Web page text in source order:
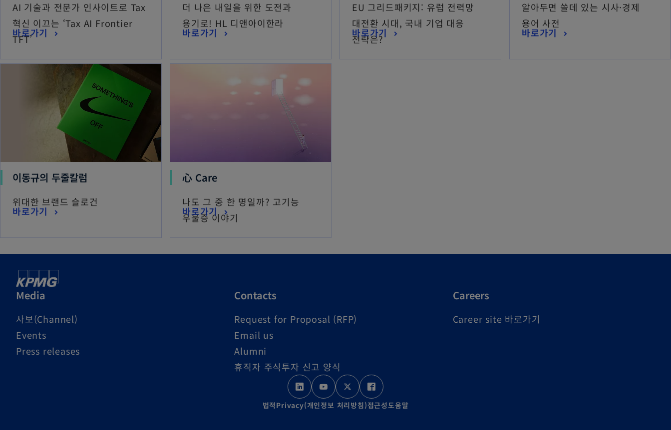
AI 기술과 전문가 인사이트로 Tax
혁신 이끄는 ‘Tax AI Frontier
TFT’
바로가기
더 나은 내일을 위한 도전과
용기로! HL 디앤아이한라
바로가기
EU 그리드패키지: 유럽 전력망
대전환 시대, 국내 기업 대응
전략은?
바로가기
알아두면 쓸데 있는 시사·경제
용어 사전
바로가기
이동규의 두줄칼럼
위대한 브랜드 슬로건
바로가기
心 Care
나도 그 중 한 명일까? 고기능
우울증 이야기
바로가기
Media
사보(Channel)
Events
Press releases
Contacts
Request for Proposal (RFP)
Email us
Alumni
휴직자 주식투자 신고 양식
Careers
Career site 바로가기
o
p
o
p
o
p
o
법적Privacy(개인정보 처리방침)접근성도움말